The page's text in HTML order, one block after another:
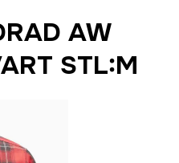
AW
STL:M